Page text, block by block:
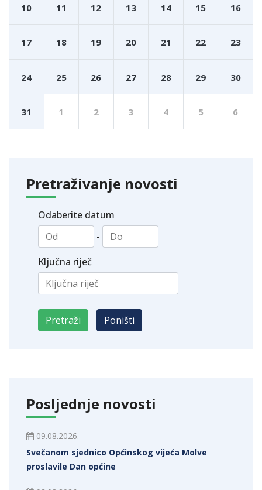
10 11 12 13 14 15 16
17 18 19 20 21 22 23
24 25 26 27 28 29 30
31 1 2 3 4 5 6
Pretraživanje novosti
Odaberite datum
-
Ključna riječ
Posljednje novosti
09.08.2026.
Svečanom sjednico Općinskog vijeća Molve
proslavile Dan općine